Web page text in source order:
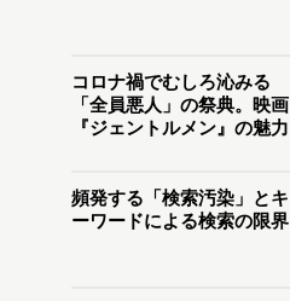
コロナ禍でむしろ沁みる
「全員悪人」の祭典。映画
『ジェントルメン』の魅力
頻発する「検索汚染」とキ
ーワードによる検索の限界